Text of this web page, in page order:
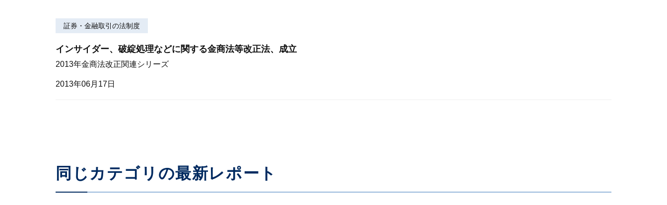
証券・金融取引の法制度
インサイダー、破綻処理などに関する金商法等改正法、成立
2013年金商法改正関連シリーズ
2013年06月17日
同じカテゴリの最新レポート